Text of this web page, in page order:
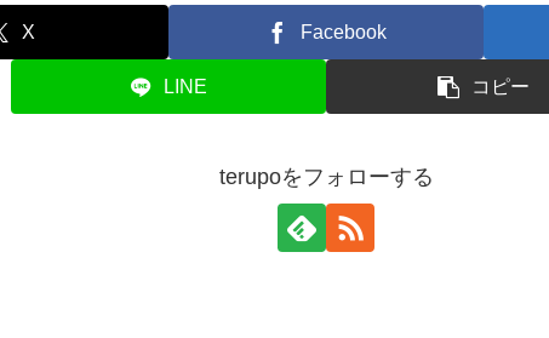
X Facebook
LINE コピー
terupoをフォローする